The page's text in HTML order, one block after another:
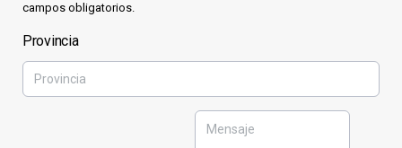
campos obligatorios.
Provincia